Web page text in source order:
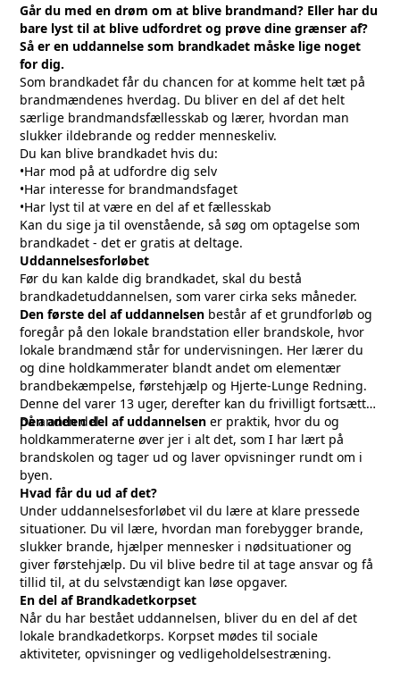
Går du med en drøm om at blive brandmand? Eller har du
bare lyst til at blive udfordret og prøve dine grænser af?
Så er en uddannelse som brandkadet måske lige noget
for dig.
Som brandkadet får du chancen for at komme helt tæt på
brandmændenes hverdag. Du bliver en del af det helt
særlige brandmandsfællesskab og lærer, hvordan man
slukker ildebrande og redder menneskeliv.
Du kan blive brandkadet hvis du:
•Har mod på at udfordre dig selv
•Har interesse for brandmandsfaget
•Har lyst til at være en del af et fællesskab
Kan du sige ja til ovenstående, så søg om optagelse som
brandkadet - det er gratis at deltage.
Uddannelsesforløbet
Før du kan kalde dig brandkadet, skal du bestå
brandkadetuddannelsen, som varer cirka seks måneder.
Den første del af uddannelsen består af et grundforløb og
foregår på den lokale brandstation eller brandskole, hvor
lokale brandmænd står for undervisningen. Her lærer du
og dine holdkammerater blandt andet om elementær
brandbekæmpelse, førstehjælp og Hjerte-Lunge Redning.
Denne del varer 13 uger, derefter kan du frivilligt fortsætte
på anden del.
Den anden del af uddannelsen er praktik, hvor du og
holdkammeraterne øver jer i alt det, som I har lært på
brandskolen og tager ud og laver opvisninger rundt om i
byen.
Hvad får du ud af det?
Under uddannelsesforløbet vil du lære at klare pressede
situationer. Du vil lære, hvordan man forebygger brande,
slukker brande, hjælper mennesker i nødsituationer og
giver førstehjælp. Du vil blive bedre til at tage ansvar og få
tillid til, at du selvstændigt kan løse opgaver.
En del af Brandkadetkorpset
Når du har bestået uddannelsen, bliver du en del af det
lokale brandkadetkorps. Korpset mødes til sociale
aktiviteter, opvisninger og vedligeholdelsestræning.